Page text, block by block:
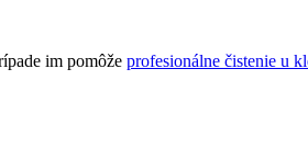
im pomôže profesionálne čistenie u